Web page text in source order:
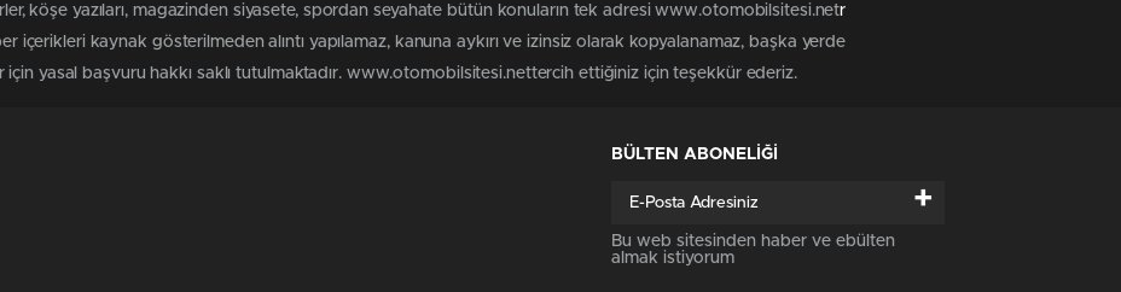
köşe yazıları, magazinden siyasete, spordan seyahate bütün konuların tek adresi www.otomobilsitesi.netr
kaynak gösterilmeden alıntı yapılamaz, kanuna aykırı ve izinsiz olarak kopyalanamaz, başka yerde
için yasal başvuru hakkı saklı tutulmaktadır. www.otomobilsitesi.nettercih ettiğiniz için teşekkür ederiz.
BÜLTEN ABONELİĞİ
+
Bu web sitesinden haber ve ebülten
almak istiyorum